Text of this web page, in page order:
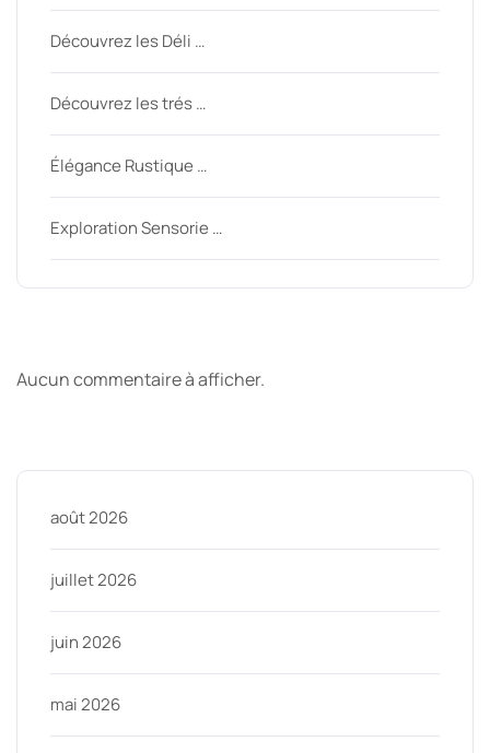
Découvrez les Déli …
Découvrez les trés …
Élégance Rustique …
Exploration Sensorie …
Aucun commentaire à afficher.
août 2026
juillet 2026
juin 2026
mai 2026